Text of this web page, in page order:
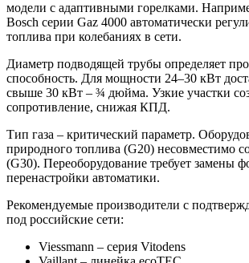
модели с адаптивными горелками.
Bosch серии Gaz 4000 автоматически
топлива при колебаниях в сети.
Диаметр подводящей трубы определяет
способность. Для мощности 24–30 кВт
свыше 30 кВт – ¾ дюйма. Узкие участки
сопротивление, снижая КПД.
Тип газа – критический параметр.
природного топлива (G20) несовместимо
(G30). Переоборудование требует замены
перенастройки автоматики.
Рекомендуемые производители с
под российские сети:
Viessmann – серия Vitodens